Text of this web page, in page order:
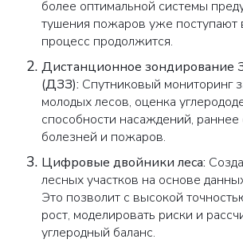
более оптимальной системы
тушения пожаров уже поступают
процесс продолжится.
Дистанционное зондирование
(ДЗЗ): Спутниковый мониторинг
молодых лесов, оценка
способности насаждений,
болезней и пожаров.
Цифровые двойники леса:
лесных участков на основе
Это позволит с высокой
рост, моделировать риски и
углеродный баланс.